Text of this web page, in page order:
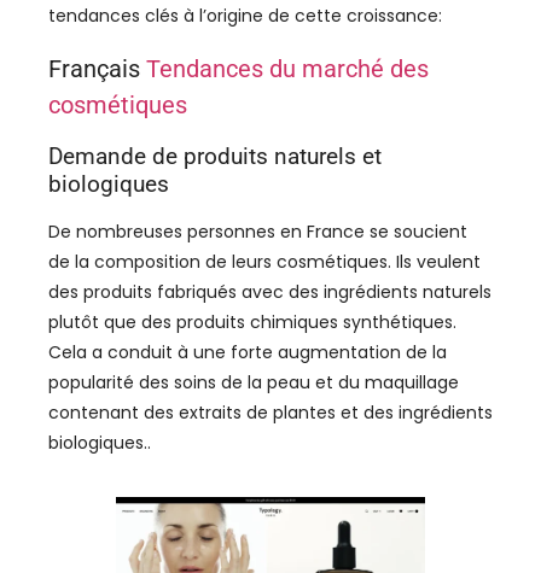
tendances clés à l’origine de cette croissance:
Français Tendances du marché des
cosmétiques
Demande de produits naturels et
biologiques
De nombreuses personnes en France se soucient
de la composition de leurs cosmétiques. Ils veulent
des produits fabriqués avec des ingrédients naturels
plutôt que des produits chimiques synthétiques.
Cela a conduit à une forte augmentation de la
popularité des soins de la peau et du maquillage
contenant des extraits de plantes et des ingrédients
biologiques..